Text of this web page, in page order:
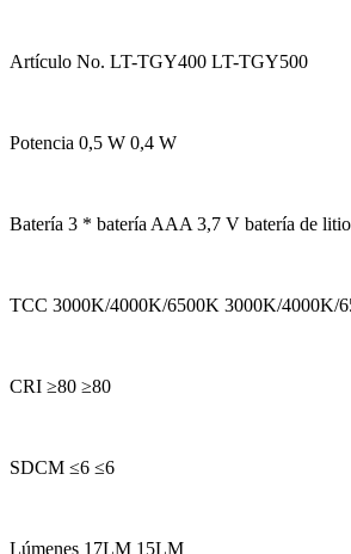
Artículo No. LT-TGY400 LT-TGY500
Potencia 0,5 W 0,4 W
Batería 3 * batería AAA 3,7 V batería de litio
TCC 3000K/4000K/6500K 3000K/4000K/
CRI ≥80 ≥80
SDCM ≤6 ≤6
Lúmenes 17LM 15LM